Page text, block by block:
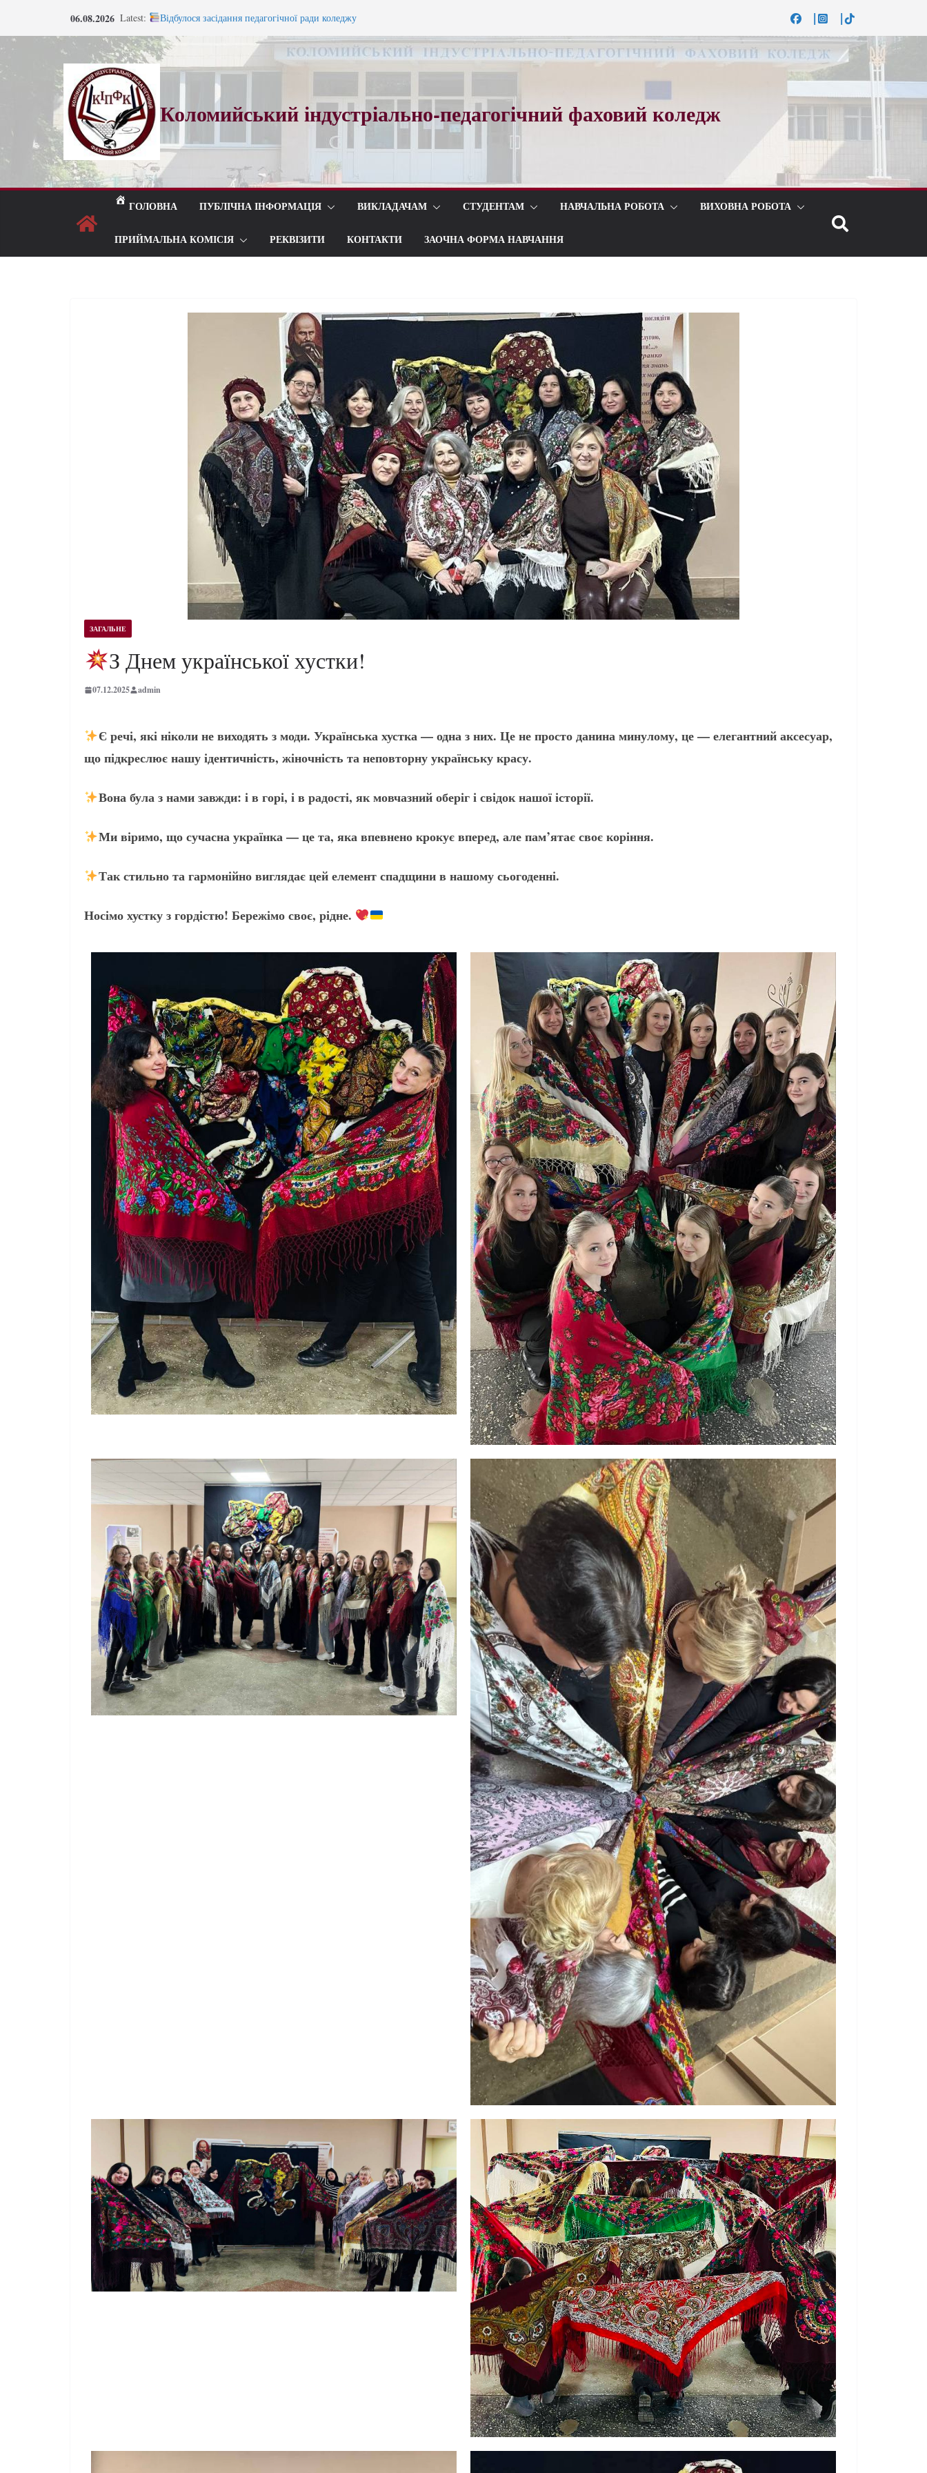
06.08.2026 Latest:
Відбулося засідання педагогічної ради коледжу
Запрошуємо на навчання!
Запрошуємо на навчання!
ВСТУП 2026
Коломийський індустріально-педагогічний фаховий коледж
ГОЛОВНА ПУБЛІЧНА ІНФОРМАЦІЯ ВИКЛАДАЧАМ СТУДЕНТАМ НАВЧАЛЬНА РОБОТА ВИХОВНА РОБОТА
ПРИЙМАЛЬНА КОМІСІЯ РЕКВІЗИТИ КОНТАКТИ ЗАОЧНА ФОРМА НАВЧАННЯ
ЗАГАЛЬНЕ
З Днем української хустки!
07.12.2025 admin
Є речі, які ніколи не виходять з моди. Українська хустка — одна з них. Це не просто данина минулому, це — елегантний аксесуар,
що підкреслює нашу ідентичність, жіночність та неповторну українську красу.
Вона була з нами завжди: і в горі, і в радості, як мовчазний оберіг і свідок нашої історії.
Ми віримо, що сучасна українка — це та, яка впевнено крокує вперед, але пам’ятає своє коріння.
Так стильно та гармонійно виглядає цей елемент спадщини в нашому сьогоденні.
Носімо хустку з гордістю! Бережімо своє, рідне.